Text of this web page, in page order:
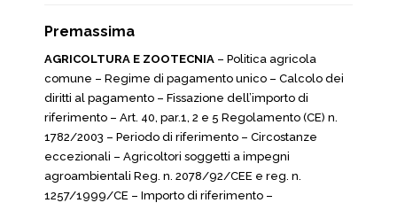
Premassima
AGRICOLTURA E ZOOTECNIA – Politica agricola
comune – Regime di pagamento unico – Calcolo dei
diritti al pagamento – Fissazione dell’importo di
riferimento – Art. 40, par.1, 2 e 5 Regolamento (CE) n.
1782/2003 – Periodo di riferimento – Circostanze
eccezionali – Agricoltori soggetti a impegni
agroambientali Reg. n. 2078/92/CEE e reg. n.
1257/1999/CE – Importo di riferimento –